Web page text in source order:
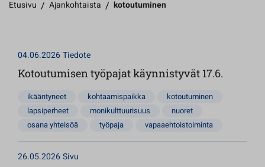
Etusivu / Ajankohtaista / kotoutuminen
04.06.2026Tiedote
Kotoutumisen työpajat käynnistyvät 17.6.
ikääntyneet kohtaamispaikka
kotoutuminen
lapsiperheet
monikulttuurisuus
nuoret
osana yhteisöä
työpaja vapaaehtoistoiminta
26.05.2026Sivu